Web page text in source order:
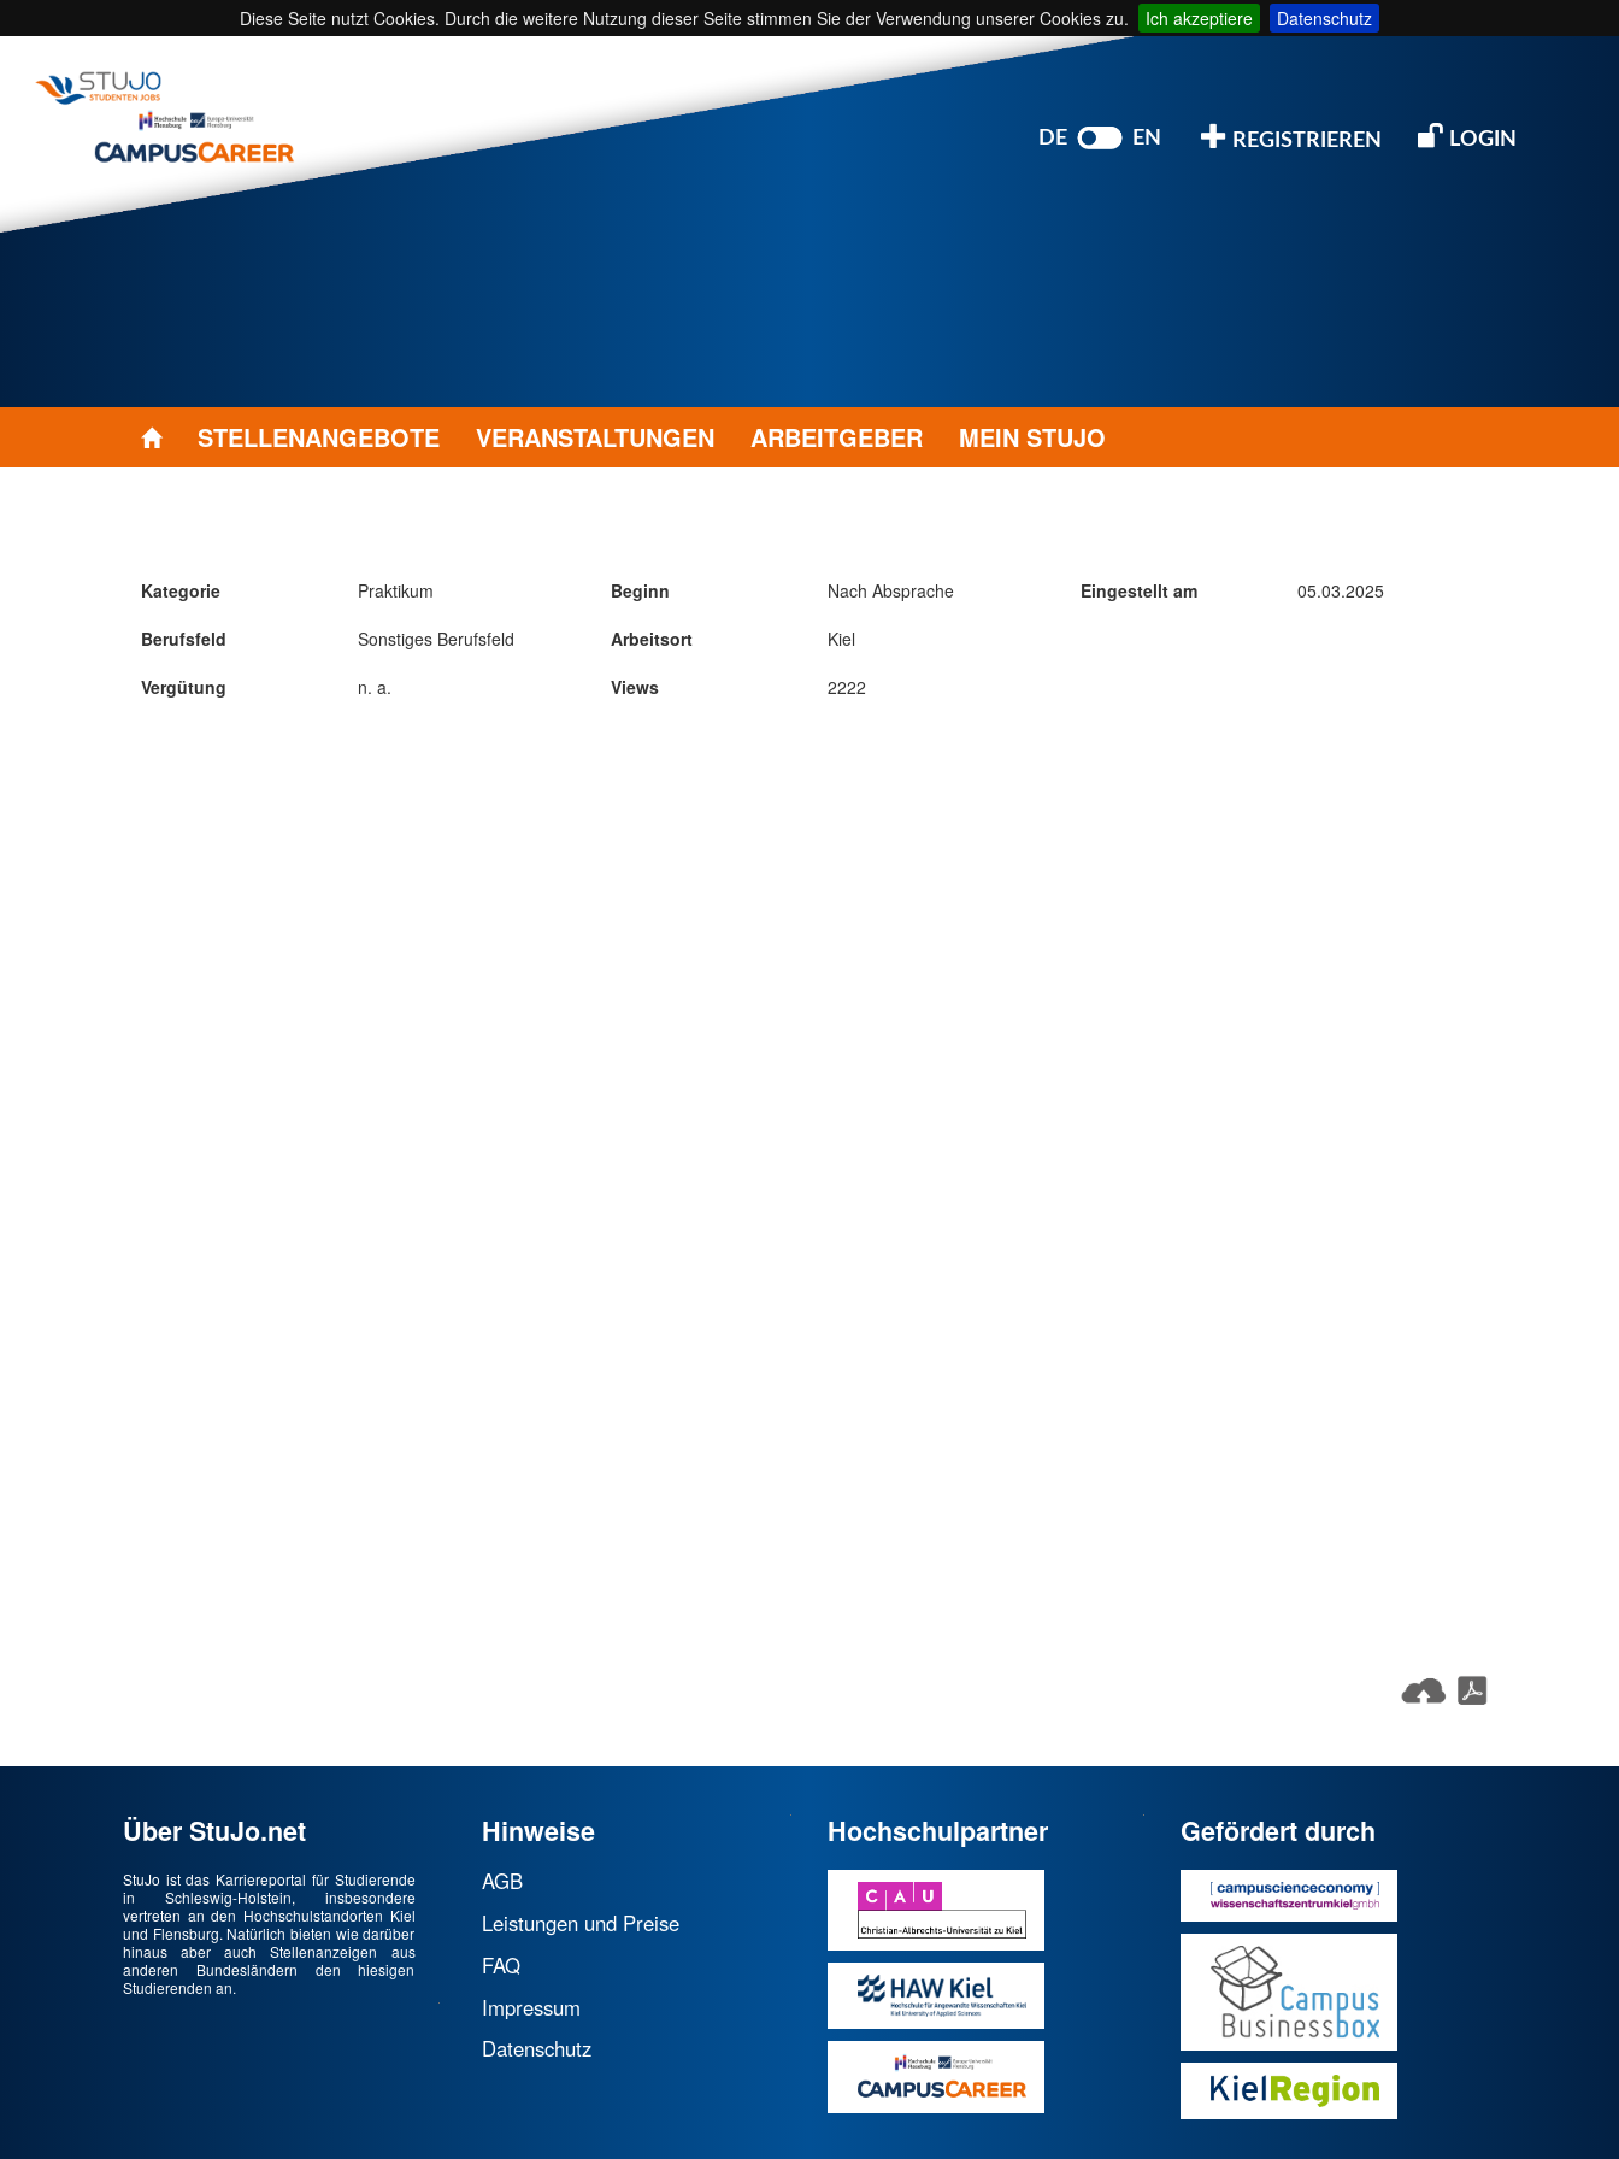
Diese Seite nutzt Cookies. Durch die weitere Nutzung dieser Seite stimmen Sie der Verwendung unserer Cookies zu. Ich akzeptiere Datenschutz
DE EN REGISTRIEREN LOGIN
STELLENANGEBOTE VERANSTALTUNGEN ARBEITGEBER MEIN STUJO
Kategorie
Berufsfeld
Vergütung
Praktikum
Sonstiges Berufsfeld
n. a.
Beginn
Arbeitsort
Views
Nach Absprache
Kiel
2222
Eingestellt am 05.03.2025
Über StuJo.net
StuJo ist das Karriereportal für Studierende
in Schleswig-Holstein, insbesondere
vertreten an den Hochschulstandorten Kiel
und Flensburg. Natürlich bieten wie darüber
hinaus aber auch Stellenanzeigen aus
anderen Bundesländern den hiesigen
Studierenden an.
Hinweise
AGB
Leistungen und Preise
FAQ
Impressum
Datenschutz
Hochschulpartner Gefördert durch